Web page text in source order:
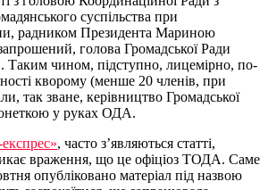
суспільства при
радником Президента Мариною
голова Громадської Ради
чином, підступно, лицемірно, по-
кворому (менше 20 членів, при
так зване, керівництво Громадської
у руках ОДА.
, часто з’являються статті,
враження, що це офіціоз ТОДА. Саме
опубліковано матеріал під назвою